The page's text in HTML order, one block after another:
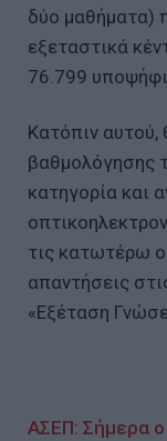
δύο μαθήματα)
εξεταστικά
76.799
Κατόπιν αυτού,
βαθμολόγησης
κατηγορία και
τις κατωτέρω
απαντήσεις
«Εξέταση
ΑΣΕΠ: Σήμερα ο